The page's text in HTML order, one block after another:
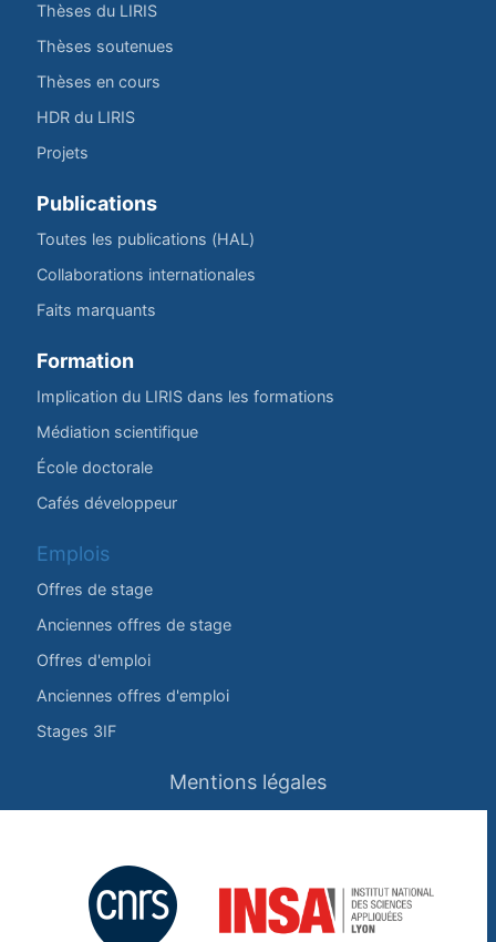
Thèses du LIRIS
Thèses soutenues
Thèses en cours
HDR du LIRIS
Projets
Publications
Toutes les publications (HAL)
Collaborations internationales
Faits marquants
Formation
Implication du LIRIS dans les formations
Médiation scientifique
École doctorale
Cafés développeur
Emplois
Offres de stage
Anciennes offres de stage
Offres d'emploi
Anciennes offres d'emploi
Stages 3IF
Mentions légales